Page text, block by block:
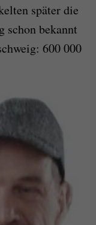
später die
schon bekannt
600 000